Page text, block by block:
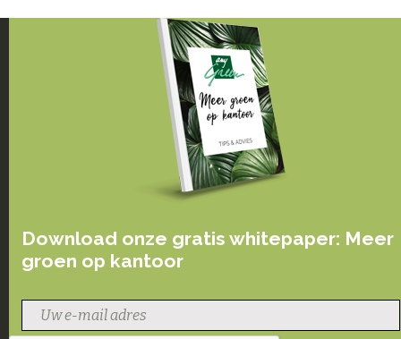
Download onze gratis whitepaper: Meer
groen op kantoor